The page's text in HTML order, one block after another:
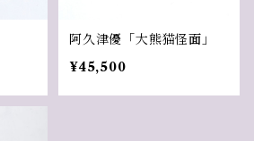
阿久津優「大熊猫怪面」
¥45,500